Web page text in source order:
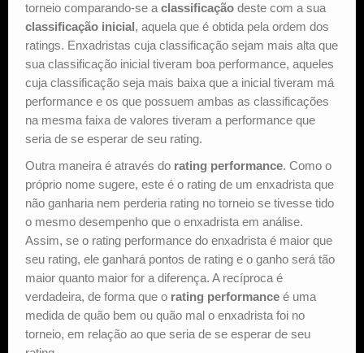
torneio comparando-se aclassificação deste com a sua
classificação inicial , aquela que é obtida pela ordem dos
ratings. Enxadristas cuja classificação sejam mais alta que
sua classificação inicial tiveram boa performance, aqueles
cuja classificação seja mais baixa que a inicial tiveram má
performance e os que possuem ambas as classificações
na mesma faixa de valores tiveram a performance que
seria de se esperar de seu rating.
Outra maneira é através do rating performance. Como o
próprio nome sugere, este é o rating de um enxadrista que
não ganharia nem perderia rating no torneio se tivesse tido
o mesmo desempenho que o enxadrista em análise.
Assim, se o rating performance do enxadrista é maior que
seu rating, ele ganhará pontos de rating e o ganho será tão
maior quanto maior for a diferença. A recíproca é
verdadeira, de forma que o rating performance é uma
medida de quão bem ou quão mal o enxadrista foi no
torneio, em relação ao que seria de se esperar de seu